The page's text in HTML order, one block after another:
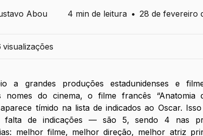
Abou
4 min de leitura • 28 de fevereiro
visualizações
a grandes produções estadunidenses e
nomes do cinema, o filme francês “Anatomia
aparece tímido na lista de indicados ao Oscar.
falta de indicações — são 5, sendo 4 nas
melhor filme, melhor direção, melhor atriz